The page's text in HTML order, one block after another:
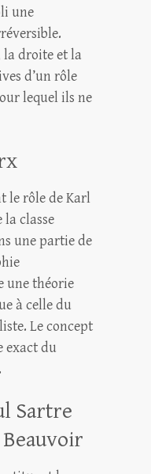
une
la droite et la
d’un rôle
lequel ils ne
le rôle de Karl
la classe
une partie de
une théorie
à celle du
Le concept
exact du
Sartre